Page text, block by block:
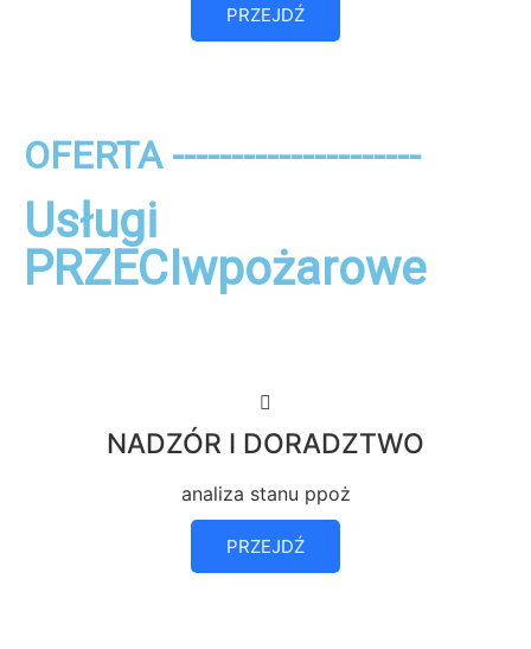
PRZEJDŹ
OFERTA ---------------------
Usługi
PRZECIwpożarowe
NADZÓR I DORADZTWO
analiza stanu ppoż
PRZEJDŹ